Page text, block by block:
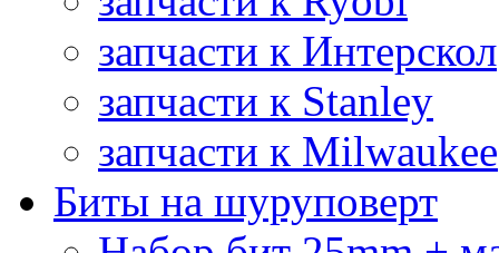
запчасти к Интерскол
запчасти к Stanley
запчасти к Milwaukee
Биты на шуруповерт